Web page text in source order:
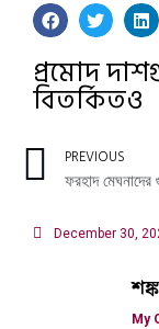
প্রমোদ
বিতর্কিতও
PREVIOUS
ফরহাদ মেঘনাদের
December 30,
My